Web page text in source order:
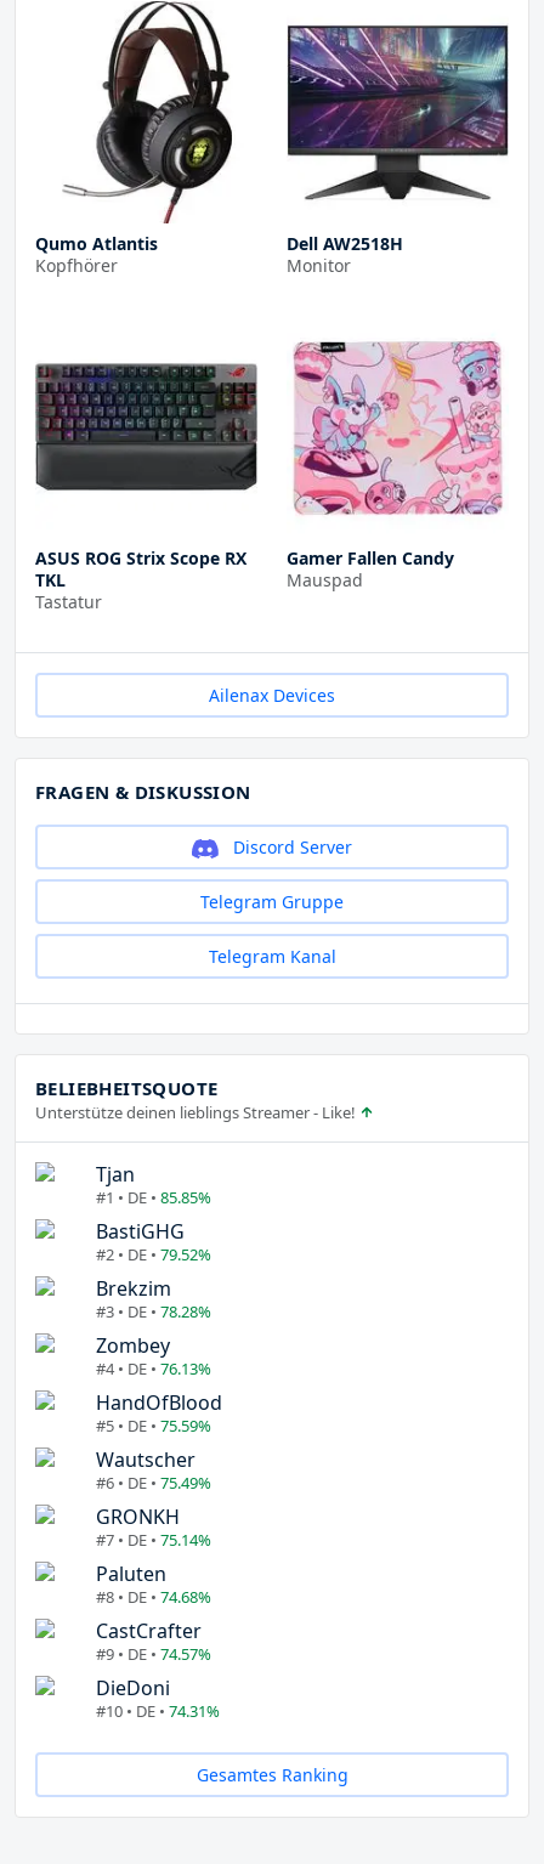
Qumo Atlantis
Kopfhörer
Dell AW2518H
Monitor
ASUS ROG Strix Scope RX
TKL
Tastatur
Gamer Fallen Candy
Mauspad
Ailenax Devices
FRAGEN & DISKUSSION
Discord Server
Telegram Gruppe
Telegram Kanal
BELIEBHEITSQUOTE
Unterstütze deinen lieblings Streamer - Like!
Tjan
#1 • DE • 85.85%
BastiGHG
#2 • DE • 79.52%
Brekzim
#3 • DE • 78.28%
Zombey
#4 • DE • 76.13%
HandOfBlood
#5 • DE • 75.59%
Wautscher
#6 • DE • 75.49%
GRONKH
#7 • DE • 75.14%
Paluten
#8 • DE • 74.68%
CastCrafter
#9 • DE • 74.57%
DieDoni
#10 • DE • 74.31%
Gesamtes Ranking